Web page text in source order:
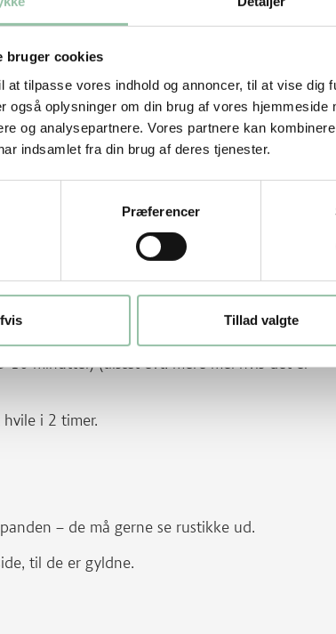
bruger cookies
at tilpasse vores indhold og annoncer, til at vise dig
også oplysninger om din brug af vores hjemmeside
og analysepartnere. Vores partnere kan
indsamlet fra din brug af deres tjenester.
Præferencer
Tillad valgte
til yoghurt og salt i gærblandingen.
10 minutter) (tilsæt evt. mere mel hvis det er
i 2 timer.
– de må gerne se rustikke ud.
til de er gyldne.